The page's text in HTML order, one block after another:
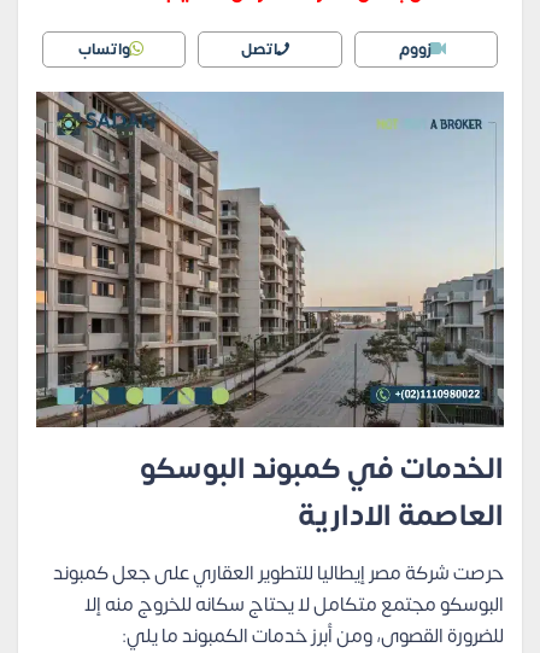
زووم اتصل واتساب
الخدمات في كمبوند البوسكو
العاصمة الادارية
حرصت شركة مصر إيطاليا للتطوير العقاري على جعل كمبوند
البوسكو مجتمع متكامل لا يحتاج سكانه للخروج منه إلا
للضرورة القصوى، ومن أبرز خدمات الكمبوند ما يلي: